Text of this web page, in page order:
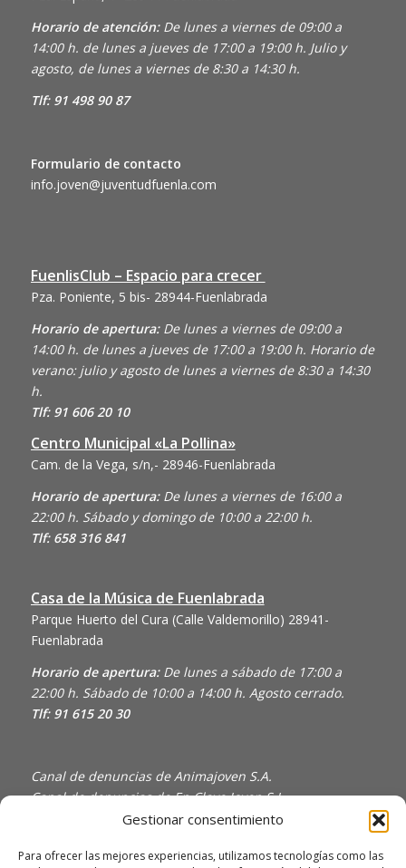
Gestionar consentimiento
Para ofrecer las mejores experiencias, utilizamos tecnologías como las
Horario de atención: De lunes a viernes de 09:00 a
14:00 h. de lunes a jueves de 17:00 a 19:00 h. Julio y
agosto, de lunes a viernes de 8:30 a 14:30 h.
Tlf: 91 498 90 87
Formulario de contacto
info.joven@juventudfuenla.com
FuenlisClub – Espacio para crecer
Pza. Poniente, 5 bis- 28944-Fuenlabrada
Horario de apertura:De lunes a viernes de 09:00 a
14:00 h. de lunes a jueves de 17:00 a 19:00 h. Horario de
verano: julio y agosto de lunes a viernes de 8:30 a 14:30
h.
Tlf: 91 606 20 10
Centro Municipal «La Pollina»
Cam. de la Vega, s/n,- 28946-Fuenlabrada
Horario de apertura: De lunes a viernes de 16:00 a
22:00 h. Sábado y domingo de 10:00 a 22:00 h.
Tlf: 658 316 841
Casa de la Música de Fuenlabrada
Parque Huerto del Cura (Calle Valdemorillo) 28941-
Fuenlabrada
Horario de apertura: De lunes a sábado de 17:00 a
22:00 h. Sábado de 10:00 a 14:00 h. Agosto cerrado.
Tlf: 91 615 20 30
Canal de denuncias de Animajoven S.A.
Canal de denuncias de En Clave Joven S.L.
Política de Privacidad y Uso de Cookies
Política de calidad